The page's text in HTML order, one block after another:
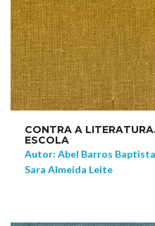
CONTRA A
ESCOLA
Autor: Abel Barros
Sara Almeida Leite